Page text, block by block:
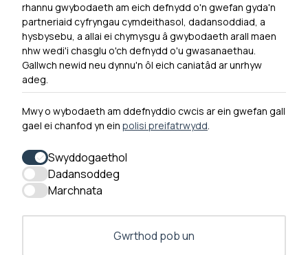
Ymuno â ni
Hygyrchedd
Hysbysiad Preifatrwydd
Cysylltu â ni
0300 790 0203 Mae ein llinell ffôn ar agor rhwng 10yb-
4yp Dydd Llun - Dydd Gwener
rhannu gwybodaeth am eich defnydd o'n gwefan gyda'n
partneriaid cyfryngau cymdeithasol, dadansoddiad, a
hysbysebu, a allai ei chymysgu â gwybodaeth arall maen
nhw wedi'i chasglu o'ch defnydd o'u gwasanaethau.
Gallwch newid neu dynnu'n ôl eich caniatâd ar unrhyw
adeg.
Mwy o wybodaeth am ddefnyddio cwcis ar ein gwefan gall
gael ei chanfod yn ein polisi preifatrwydd.
Swyddogaethol
Dadansoddeg
Marchnata
Gwrthod pob un